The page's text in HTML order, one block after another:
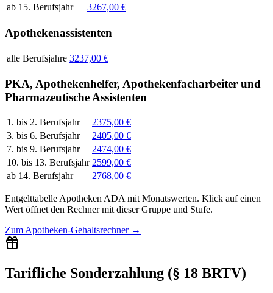
ab 15. Berufsjahr
3267,00 €
Apothekenassistenten
alle Berufsjahre 3237,00 €
PKA, Apothekenhelfer, Apothekenfacharbeiter und
Pharmazeutische Assistenten
1. bis 2. Berufsjahr
2375,00 €
3. bis 6. Berufsjahr
2405,00 €
7. bis 9. Berufsjahr
2474,00 €
10. bis 13. Berufsjahr 2599,00 €
ab 14. Berufsjahr
2768,00 €
Entgelttabelle Apotheken ADA mit Monatswerten. Klick auf einen
Wert öffnet den Rechner mit dieser Gruppe und Stufe.
Zum Apotheken-Gehaltsrechner→
Tarifliche Sonderzahlung (§ 18 BRTV)